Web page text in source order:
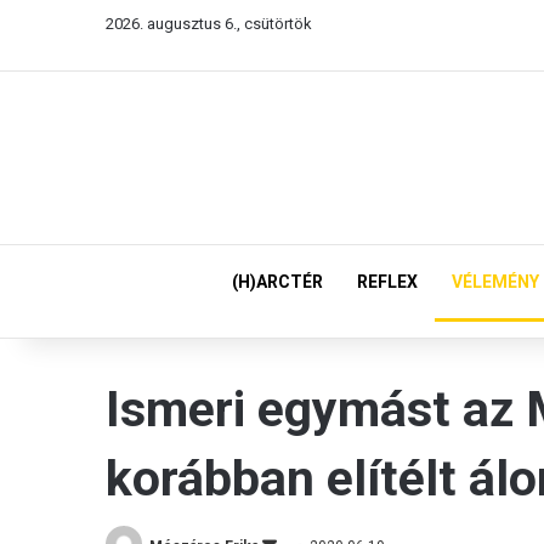
2026. augusztus 6., csütörtök
(H)ARCTÉR REFLEX VÉLEMÉNY
Ismeri egymást az
korábban elítélt